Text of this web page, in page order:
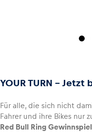
YOUR TURN – Jetzt
Für alle, die sich nicht
Fahrer und ihre Bikes nur
Red Bull Ring Gewinnspiel